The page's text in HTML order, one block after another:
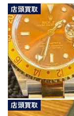
店頭買取
店頭買取